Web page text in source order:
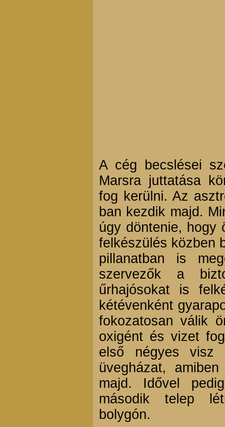
A cég becslései
Marsra juttatása
fog kerülni. Az
ban kezdik majd.
úgy döntenie, hogy
felkészülés közben
pillanatban is
szervezők a
űrhajósokat is
kétévenként
fokozatosan válik
oxigént és vizet
első négyes visz
üvegházat,
majd. Idővel
második telep
bolygón.